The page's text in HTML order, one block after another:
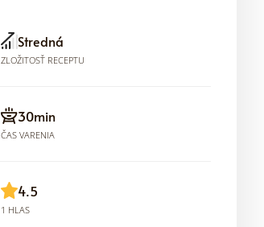
Stredná
ZLOŽITOSŤ RECEPTU
30min
ČAS VARENIA
4.5
1 HLAS